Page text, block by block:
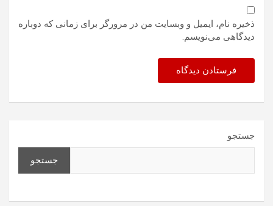
ذخیره نام، ایمیل و وبسایت من در مرورگر برای زمانی که دوباره
دیدگاهی می‌نویسم.
جستجو
جستجو